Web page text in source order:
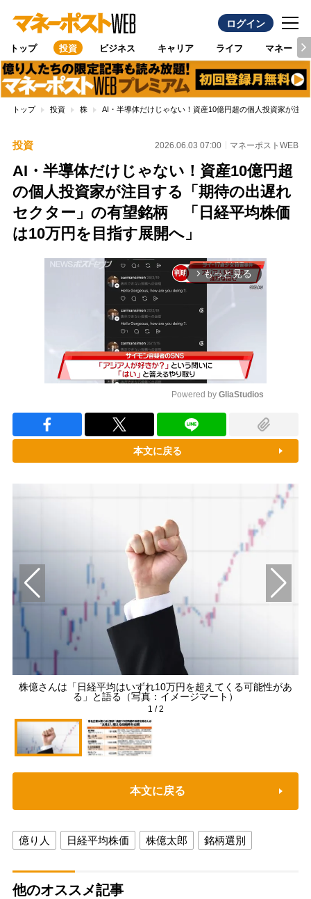
ログイン
トップ 投資 ビジネス キャリア ライフ マネー
トップ 投資 株 AI・半導体だけじゃない！資産10億円超の個人投資家が注
投資 2026.06.03 07:00 マネーポストWEB
AI・半導体だけじゃない！資産10億円超
の個人投資家が注目する「期待の出遅れ
セクター」の有望銘柄 「日経平均株価
は10万円を目指す展開へ」
arrow_forward_ios もっと見る
Powered by GliaStudios
本文に戻る
株億さんは「日経平均はいずれ10万円を超えてくる可能性があ
る」と語る（写真：イメージマート）
1 /2
本文に戻る
億り人 日経平均株価 株億太郎 銘柄選別
他のオススメ記事